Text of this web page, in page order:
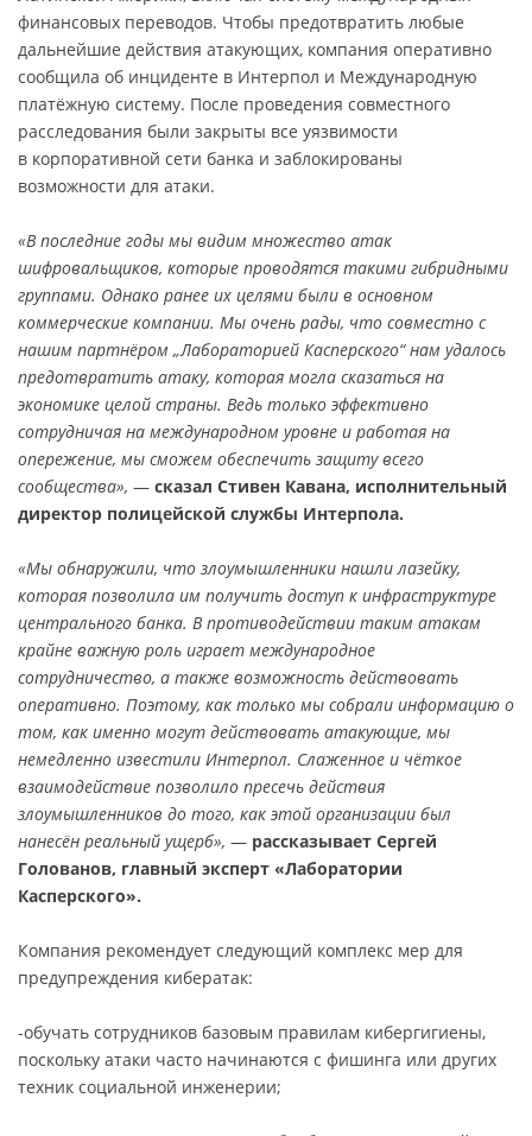
финансовых переводов. Чтобы предотвратить любые
дальнейшие действия атакующих, компания оперативно
сообщила об инциденте в Интерпол и Международную
платёжную систему. После проведения совместного
расследования были закрыты все уязвимости
в корпоративной сети банка и заблокированы
возможности для атаки.
«В последние годы мы видим множество атак
шифровальщиков, которые проводятся такими гибридными
группами. Однако ранее их целями были в основном
коммерческие компании. Мы очень рады, что совместно с
нашим партнёром „Лабораторией Касперского“ нам удалось
предотвратить атаку, которая могла сказаться на
экономике целой страны. Ведь только эффективно
сотрудничая на международном уровне и работая на
опережение, мы сможем обеспечить защиту всего
сообщества», — сказал Стивен Кавана, исполнительный
директор полицейской службы Интерпола.
«Мы обнаружили, что злоумышленники нашли лазейку,
которая позволила им получить доступ к инфраструктуре
центрального банка. В противодействии таким атакам
крайне важную роль играет международное
сотрудничество, а также возможность действовать
оперативно. Поэтому, как только мы собрали информацию о
том, как именно могут действовать атакующие, мы
немедленно известили Интерпол. Слаженное и чёткое
взаимодействие позволило пресечь действия
злоумышленников до того, как этой организации был
нанесён реальный ущерб», — рассказывает Сергей
Голованов, главный эксперт «Лаборатории
Касперского».
Компания рекомендует следующий комплекс мер для
предупреждения кибератак:
-обучать сотрудников базовым правилам кибергигиены,
поскольку атаки часто начинаются с фишинга или других
техник социальной инженерии;